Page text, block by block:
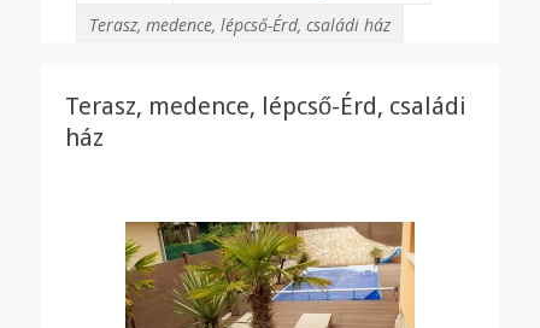
Terasz, medence, lépcső-Érd, családi ház
Terasz, medence, lépcső-Érd, családi
ház